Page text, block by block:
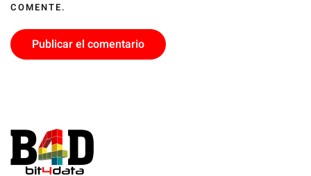
COMENTE.
Publicar el comentario